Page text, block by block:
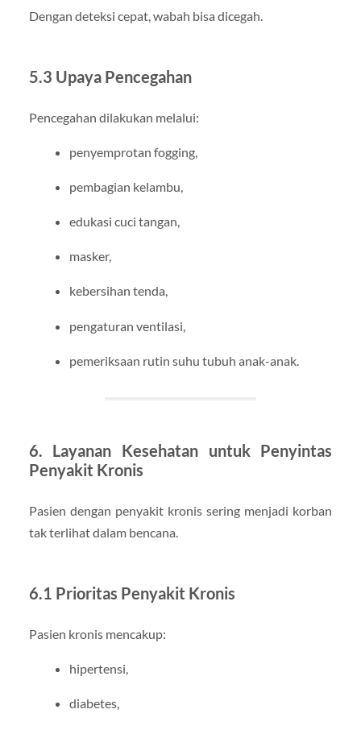
Dengan deteksi cepat, wabah bisa dicegah.
5.3 Upaya Pencegahan
Pencegahan dilakukan melalui:
penyemprotan fogging,
pembagian kelambu,
edukasi cuci tangan,
masker,
kebersihan tenda,
pengaturan ventilasi,
pemeriksaan rutin suhu tubuh anak-anak.
6. Layanan Kesehatan untuk Penyintas
Penyakit Kronis
Pasien dengan penyakit kronis sering menjadi korban
tak terlihat dalam bencana.
6.1 Prioritas Penyakit Kronis
Pasien kronis mencakup:
hipertensi,
diabetes,